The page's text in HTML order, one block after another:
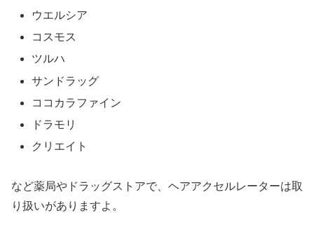
ウエルシア
コスモス
ツルハ
サンドラッグ
ココカラファイン
ドラモリ
クリエイト
など薬局やドラッグストアで、ヘアアクセルレーターは取
り扱いがありますよ。